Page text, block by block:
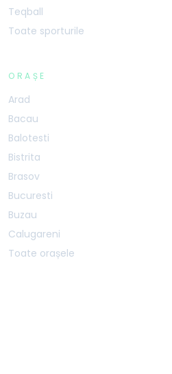
Teqball
Toate sporturile
ORAȘE
Arad
Bacau
Balotesti
Bistrita
Brasov
Bucuresti
Buzau
Calugareni
Toate orașele